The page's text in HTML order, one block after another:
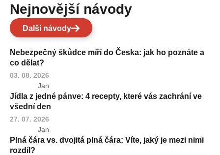
Nejnovější návody
Další návody
Nebezpečný škůdce míří do Česka: jak ho poznáte a
co dělat?
03. 08. 2026
Jan
Jídla z jedné pánve: 4 recepty, které vás zachrání ve
všední den
27. 07. 2026
Jan
Plná čára vs. dvojitá plná čára: Víte, jaký je mezi nimi
rozdíl?